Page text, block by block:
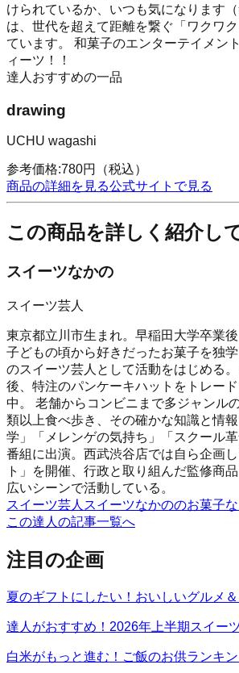
けられているか、いつも気になります
は、世代を超えて距離を繋ぐ「ワクワ
ています。 和菓子のエンターテイメン
ィーツ！！
達人おすすめの一品
drawing
UCHU wagashi
参考価格:780円
（税込）
商品の詳細を見る公式サイトで見る
この商品を詳しく紹介し
スイーツなかの
スイーツ芸人
東京都立川市生まれ。早稲田大学卒業後
子どもの頃から好きだったお菓子を独
のスイーツ芸人として活動をはじめる
後、特注のパンケーキハットをトレー
中。 老舗からコンビニまで多ジャンル
類以上食べ歩き、その確かな知識と情
学」「メレンゲの気持ち」「スクール
番組に出演。西武渋谷店では自ら企画
ト」を開催、行政と取り組んだ監修商
広いシーンで活動している。
スイーツ芸人スイーツなかののお菓子
この達人の記事一覧へ
注目の企画
夏のギフトにしたい！おいしいグルメ
達人がおすすめ！2026年上半期スイー
白米がもっと進む！ご飯のお供ランキ